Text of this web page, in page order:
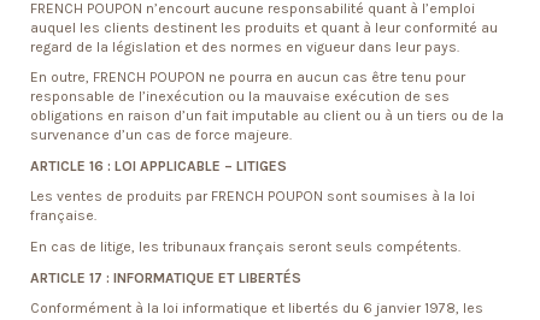
FRENCH POUPON n’encourt aucune responsabilité quant à l’emploi
auquel les clients destinent les produits et quant à leur conformité au
regard de la législation et des normes en vigueur dans leur pays.
En outre, FRENCH POUPON ne pourra en aucun cas être tenu pour
responsable de l’inexécution ou la mauvaise exécution de ses
obligations en raison d’un fait imputable au client ou à un tiers ou de la
survenance d’un cas de force majeure.
ARTICLE 16 : LOI APPLICABLE – LITIGES
Les ventes de produits par FRENCH POUPON sont soumises à la loi
française.
En cas de litige, les tribunaux français seront seuls compétents.
ARTICLE 17 : INFORMATIQUE ET LIBERTÉS
Conformément à la loi informatique et libertés du 6 janvier 1978, les